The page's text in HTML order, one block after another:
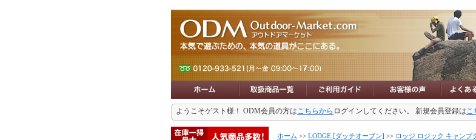
ようこそゲスト様！ ODM会員の方はこちらから ログインしてください。 新規会員登録はこ
ホーム >> LODGE [ダッチオーブン] >> ロッジ ロジック キャンプ